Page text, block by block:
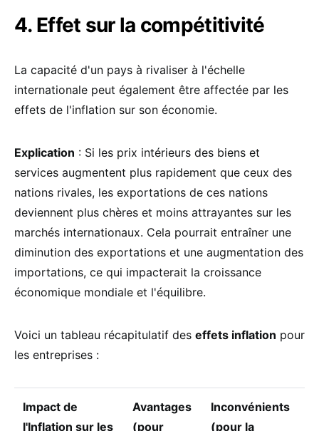
4. Effet sur la compétitivité
La capacité d'un pays à rivaliser à l'échelle
internationale peut également être affectée par les
effets de l'inflation sur son économie.
Explication : Si les prix intérieurs des biens et
services augmentent plus rapidement que ceux des
nations rivales, les exportations de ces nations
deviennent plus chères et moins attrayantes sur les
marchés internationaux. Cela pourrait entraîner une
diminution des exportations et une augmentation des
importations, ce qui impacterait la croissance
économique mondiale et l'équilibre.
Voici un tableau récapitulatif des effets inflation pour
les entreprises :
Impact de
l'Inflation sur les
Avantages
(pour
Inconvénients
(pour la